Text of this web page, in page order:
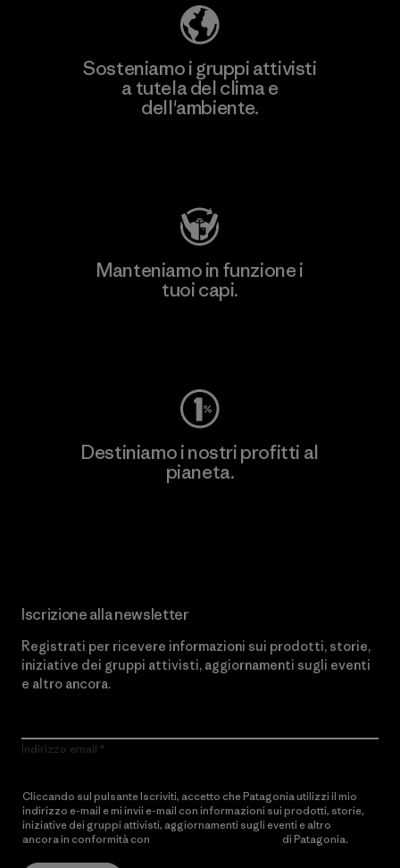
Sosteniamo i gruppi attivisti
a tutela del clima e
dell'ambiente.
Manteniamo in funzione i
tuoi capi.
Destiniamo i nostri profitti al
pianeta.
Iscrizione alla newsletter
Registrati per ricevere informazioni sui prodotti, storie,
iniziative dei gruppi attivisti, aggiornamenti sugli eventi
e altro ancora.
Indirizzo email
Cliccando sul pulsante Iscriviti, accetto che Patagonia utilizzi il mio
indirizzo e-mail e mi invii e-mail con informazioni sui prodotti, storie,
iniziative dei gruppi attivisti, aggiornamenti sugli eventi e altro
ancora in conformità con
di Patagonia.